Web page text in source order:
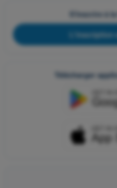
S'inscrire à
Télécharger